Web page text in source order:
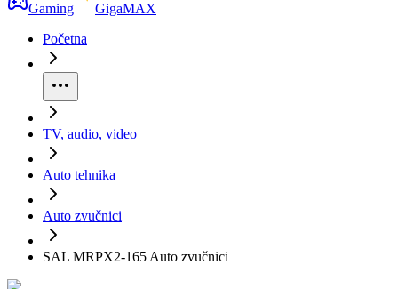
Gaming
GigaMAX
Početna
TV, audio, video
Auto tehnika
Auto zvučnici
SAL MRPX2-165 Auto zvučnici